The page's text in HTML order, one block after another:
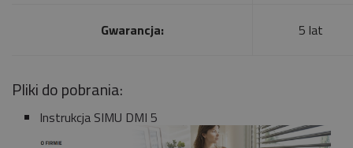
Gwarancja: 5 lat
Pliki do pobrania:
Instrukcja SIMU DMI 5